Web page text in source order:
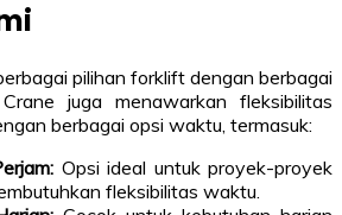
pilihan forklift dengan berbagai
juga menawarkan fleksibilitas
berbagai opsi waktu, termasuk:
Opsi ideal untuk proyek-proyek
fleksibilitas waktu.